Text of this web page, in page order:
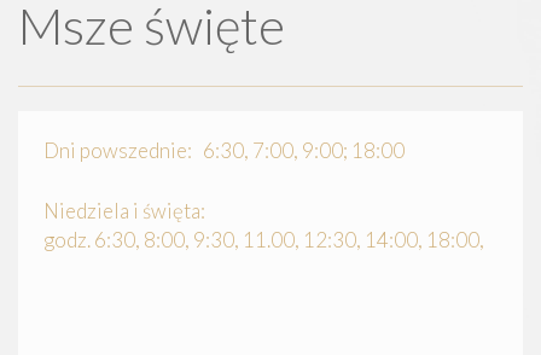
Msze święte
Dni powszednie: 6:30, 7:00, 9:00; 18:00
Niedziela i święta:
godz. 6:30, 8:00, 9:30, 11.00, 12:30, 14:00, 18:00,